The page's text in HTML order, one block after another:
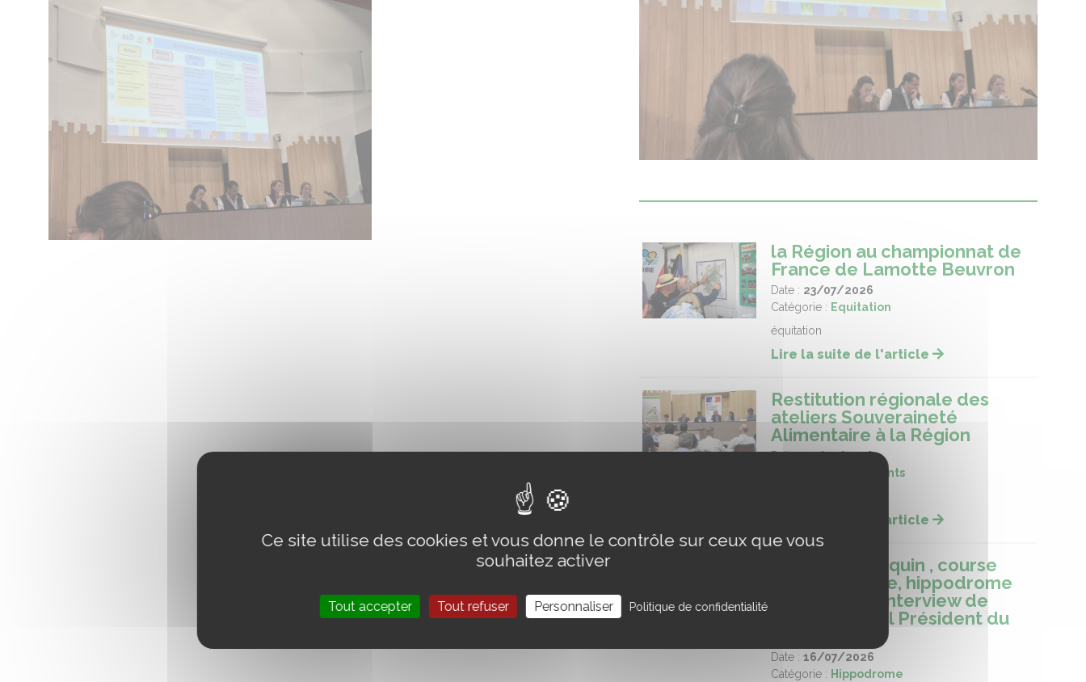
la Région au championnat de
France de Lamotte Beuvron
Date : 23/07/2026
Catégorie : Equitation
équitation
Lire la suite de l'article
Restitution régionale des
ateliers Souveraineté
Alimentaire à la Région
Date :23/07/2026
Evènements
Lire la suite de l'article
le bien-être équin , course
Race and Care, hippodrome
de Chartes - interview de
Cédric Montel Président du
Date :16/07/2026
Catégorie : Hippodrome
Ce site utilise des cookies et vous donne le contrôle sur ceux que vous
souhaitez activer
Tout accepter Tout refuser Personnaliser Politique de confidentialité